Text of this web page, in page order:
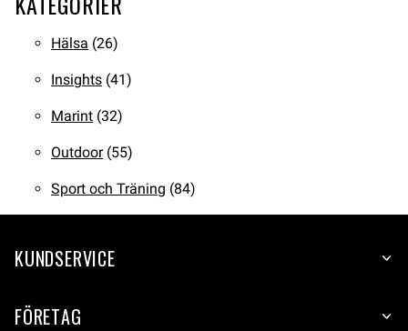
Hälsa (26)
Insights (41)
Marint (32)
Outdoor(55)
Sport och Träning (84)
KUNDSERVICE
FÖRETAG